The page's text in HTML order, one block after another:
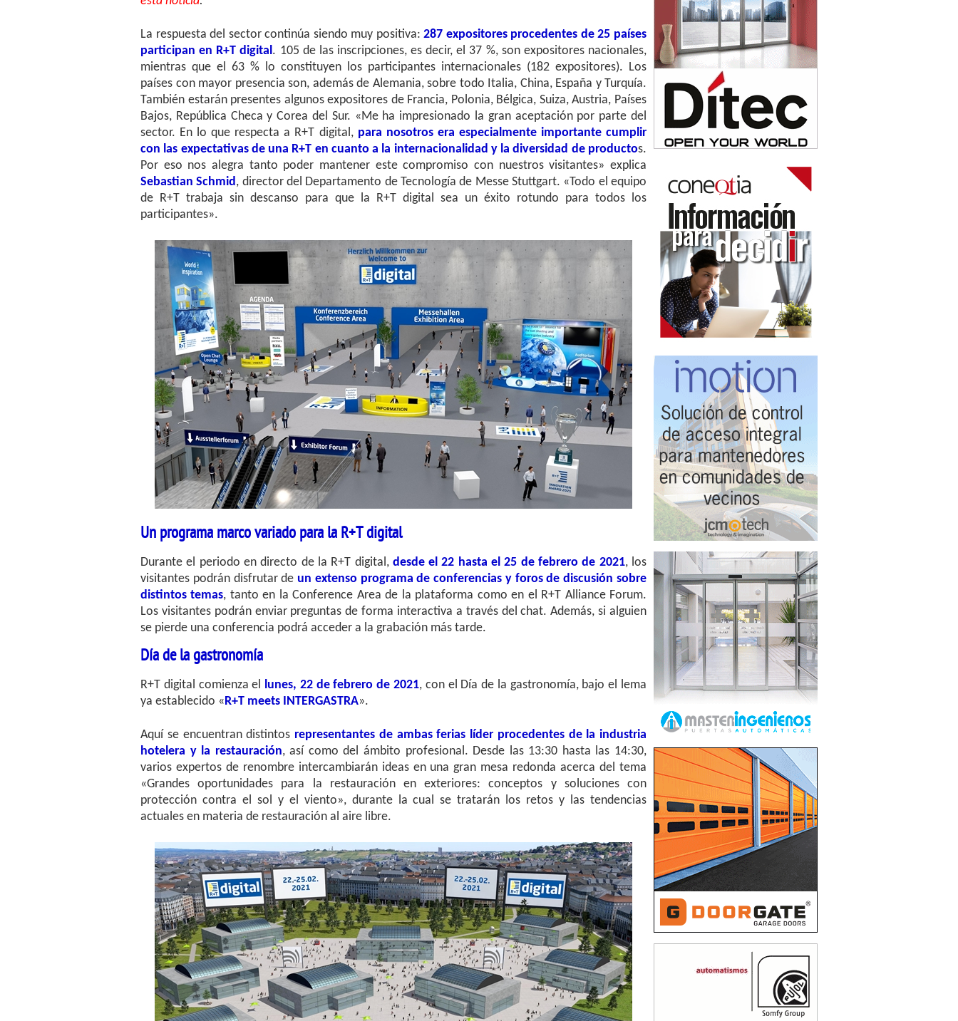
La respuesta del sector continúa siendo muy positiva:287 expositores procedentes de 25 países
participan en R+T digital. 105 de las inscripciones, es decir, el 37 %, son expositores nacionales,
mientras que el 63 % lo constituyen los participantes internacionales (182 expositores). Los
países con mayor presencia son, además de Alemania, sobre todo Italia, China, España y Turquía.
También estarán presentes algunos expositores de Francia, Polonia, Bélgica, Suiza, Austria, Países
Bajos, República Checa y Corea del Sur. «Me ha impresionado la gran aceptación por parte del
sector. En lo que respecta a R+T digital, para nosotros era especialmente importante cumplir
con las expectativas de una R+T en cuanto a la internacionalidad y la diversidad de productos.
Por eso nos alegra tanto poder mantener este compromiso con nuestros visitantes» explica
Sebastian Schmid, director del Departamento de Tecnología de Messe Stuttgart. «Todo el equipo
de R+T trabaja sin descanso para que la R+T digital sea un éxito rotundo para todos los
participantes».
Un programa marco variado para la R+T digital
Durante el periodo en directo de la R+T digital, desde el 22 hasta el 25 de febrero de 2021, los
visitantes podrán disfrutar de un extenso programa de conferencias y foros de discusión sobre
distintos temas, tanto en la Conference Area de la plataforma como en el R+T Alliance Forum.
Los visitantes podrán enviar preguntas de forma interactiva a través del chat. Además, si alguien
se pierde una conferencia podrá acceder a la grabación más tarde.
Día de la gastronomía
R+T digital comienza el lunes, 22 de febrero de 2021, con el Día de la gastronomía, bajo el lema
ya establecido «R+T meets INTERGASTRA».
Aquí se encuentran distintos representantes de ambas ferias líder procedentes de la industria
hotelera y la restauración, así como del ámbito profesional. Desde las 13:30 hasta las 14:30,
varios expertos de renombre intercambiarán ideas en una gran mesa redonda acerca del tema
«Grandes oportunidades para la restauración en exteriores: conceptos y soluciones con
protección contra el sol y el viento», durante la cual se tratarán los retos y las tendencias
actuales en materia de restauración al aire libre.